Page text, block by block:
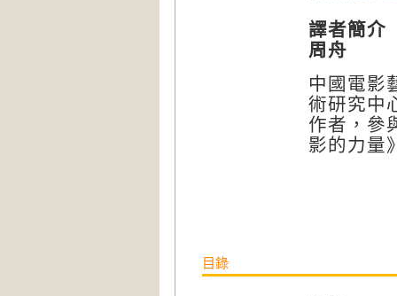
譯者簡介
周舟
中國電影
術研究中
作者，參
影的力量
目錄